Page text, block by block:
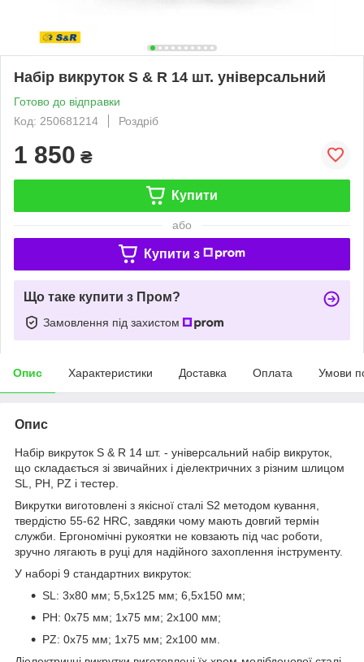
Набір викруток S & R 14 шт. універсальний
Готово до відправки
Код: 250681214
Роздріб
1 850 ₴
Купити
або
Купити з
Що таке купити з Пром?
Замовлення під захистом
Опис Характеристики Доставка Оплата Умови
Опис
Набір викруток S & R 14 шт. - універсальний набір викруток,
що складається зі звичайних і діелектричних з різним шлицом
SL, PH, PZ і тестер.
Викрутки виготовлені з якісної сталі S2 методом кування,
твердістю 55-62 HRC, завдяки чому мають довгий термін
служби. Ергономічні рукоятки не ковзають під час роботи,
зручно лягають в руці для надійного захоплення інструменту.
У наборі 9 стандартних викруток:
SL: 3x80 мм; 5,5х125 мм; 6,5х150 мм;
PH: 0х75 мм; 1х75 мм; 2х100 мм;
PZ: 0х75 мм; 1х75 мм; 2х100 мм.